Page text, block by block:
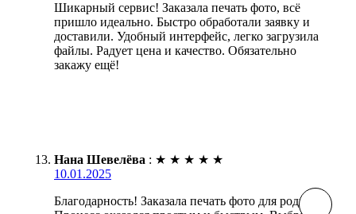
Шикарный сервис! Заказала печать фото, всё
пришло идеально. Быстро обработали заявку и
доставили. Удобный интерфейс, легко загрузила
файлы. Радует цена и качество. Обязательно
закажу ещё!
Нана Шевелёва : ★ ★ ★ ★ ★
10.01.2025
Благодарность! Заказала печать фото для родных.